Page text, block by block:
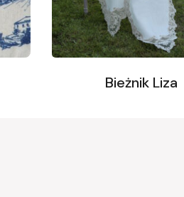
Bieżnik Liza